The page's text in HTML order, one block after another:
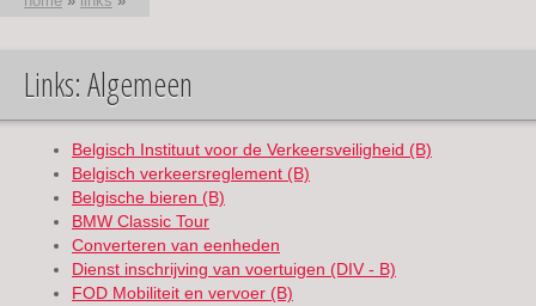
U bent hier
Links: Algemeen
Belgisch Instituut voor de Verkeersveiligheid (B)
Belgisch verkeersreglement (B)
Belgische bieren (B)
BMW Classic Tour
Converteren van eenheden
Dienst inschrijving van voertuigen (DIV - B)
FOD Mobiliteit en vervoer (B)